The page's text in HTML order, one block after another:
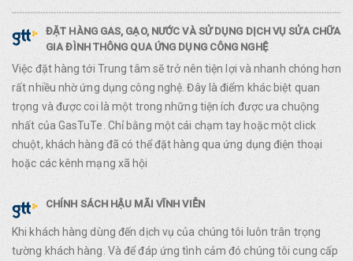
ĐẶT HÀNG GAS, GẠO, NƯỚC VÀ SỬ DỤNG DỊCH VỤ SỬA CHỮA
GIA ĐÌNH THÔNG QUA ỨNG DỤNG CÔNG NGHỆ
Việc đặt hàng tới Trung tâm sẽ trở nên tiện lợi và nhanh chóng hơn
rất nhiều nhờ ứng dụng công nghệ. Đây là điểm khác biệt quan
trọng và được coi là một trong những tiện ích được ưa chuộng
nhất của GasTuTe. Chỉ bằng một cái chạm tay hoặc một click
chuột, khách hàng đã có thể đặt hàng qua ứng dụng điện thoại
hoặc các kênh mạng xã hội
CHÍNH SÁCH HẬU MÃI VĨNH VIỄN
Khi khách hàng dùng đến dịch vụ của chúng tôi luôn trân trọng
tường khách hàng. Và để đáp ứng tình cảm đó chúng tôi cung cấp